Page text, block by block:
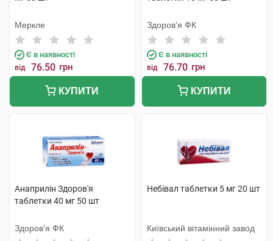
Меркле
Є в наявності
від 76.50 грн
КУПИТИ
Здоров'я ФК
Є в наявності
від 76.70 грн
КУПИТИ
Анаприлін Здоров'я
таблетки 40 мг 50 шт
Здоров'я ФК
Небівал таблетки 5 мг 20 шт
Київський вітамінний завод